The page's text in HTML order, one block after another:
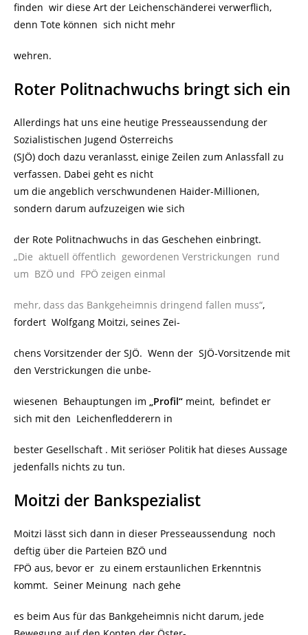
finden wir diese Art der Leichenschänderei verwerflich,
denn Tote können sich nicht mehr
wehren.
Roter Politnachwuchs bringt sich ein
Allerdings hat uns eine heutige Presseaussendung der
Sozialistischen Jugend Österreichs
(SJÖ) doch dazu veranlasst, einige Zeilen zum Anlassfall zu
verfassen. Dabei geht es nicht
um die angeblich verschwundenen Haider-Millionen,
sondern darum aufzuzeigen wie sich
der Rote Politnachwuchs in das Geschehen einbringt.
„Die aktuell öffentlich gewordenen Verstrickungen rund
um BZÖ und FPÖ zeigen einmal
mehr, dass das Bankgeheimnis dringend fallen muss“,
fordert Wolfgang Moitzi, seines Zei-
chens Vorsitzender der SJÖ. Wenn der SJÖ-Vorsitzende mit
den Verstrickungen die unbe-
wiesenen Behauptungen im „Profil“ meint, befindet er
sich mit den Leichenfledderern in
bester Gesellschaft . Mit seriöser Politik hat dieses Aussage
jedenfalls nichts zu tun.
Moitzi der Bankspezialist
Moitzi lässt sich dann in dieser Presseaussendung noch
deftig über die Parteien BZÖ und
FPÖ aus, bevor er zu einem erstaunlichen Erkenntnis
kommt. Seiner Meinung nach gehe
es beim Aus für das Bankgeheimnis nicht darum, jede